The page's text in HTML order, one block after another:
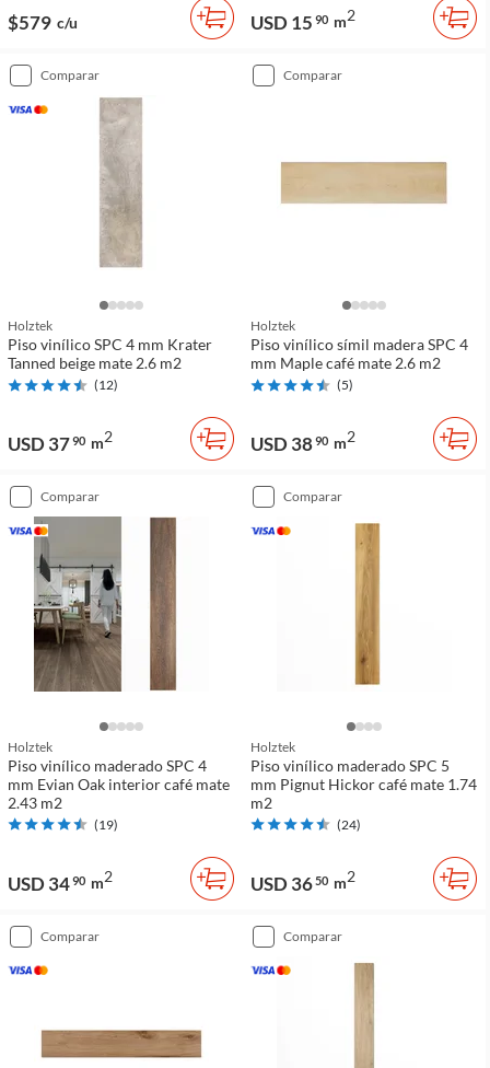
$579 c/u USD 15 90 m2
comparar
Holztek
Piso vinílico SPC 4 mm Krater
Tanned beige mate 2.6 m2
(12)
USD 3790 m2
comparar
Holztek
Piso vinílico símil madera SPC 4
mm Maple café mate 2.6 m2
(5)
USD 3890 m2
comparar
Holztek
Piso vinílico maderado SPC 4
mm Evian Oak interior café mate
2.43 m2
(19)
USD 3490 m2
comparar
Holztek
Piso vinílico maderado SPC 5
mm Pignut Hickor café mate 1.74
m2
(24)
USD 3650 m2
comparar comparar